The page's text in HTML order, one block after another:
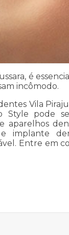
é
incômodo.
Vila
Style pode
aparelhos
implante
Entre em